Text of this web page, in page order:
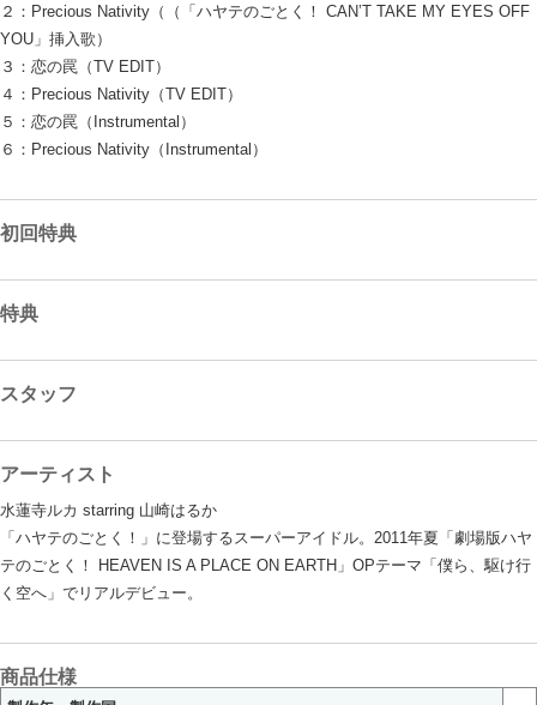
２：Precious Nativity（（「ハヤテのごとく！ CAN’T TAKE MY EYES OFF
YOU」挿入歌）
３：恋の罠（TV EDIT）
４：Precious Nativity（TV EDIT）
５：恋の罠（Instrumental）
６：Precious Nativity（Instrumental）
初回特典
特典
スタッフ
アーティスト
水蓮寺ルカ starring 山崎はるか
「ハヤテのごとく！」に登場するスーパーアイドル。2011年夏「劇場版ハヤ
テのごとく！ HEAVEN IS A PLACE ON EARTH」OPテーマ「僕ら、駆け行
く空へ」でリアルデビュー。
商品仕様